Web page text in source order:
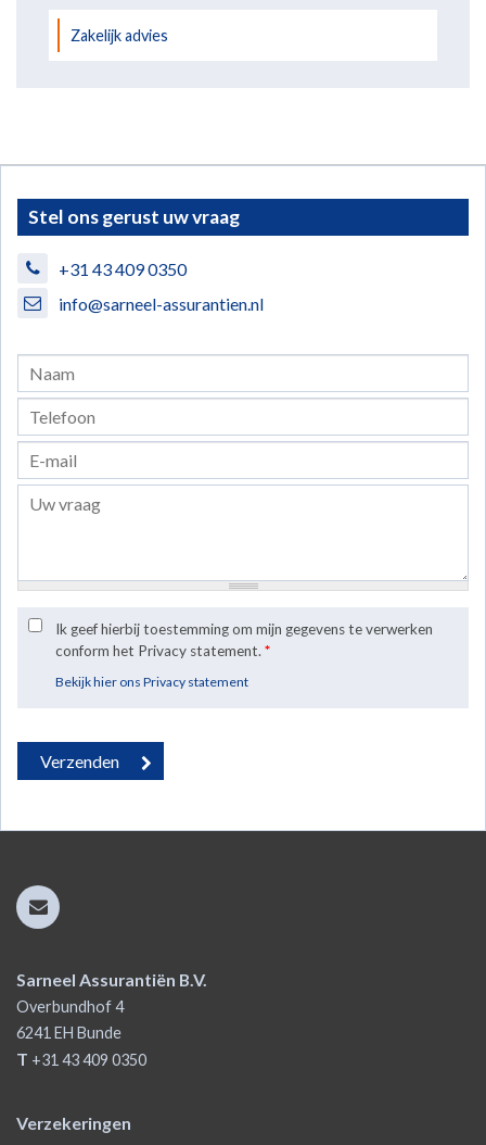
Zakelijk advies
Stel ons gerust uw vraag
+31 43 409 0350
info@sarneel-assurantien.nl
Ik geef hierbij toestemming om mijn gegevens te verwerken
conform het Privacy statement. *
Bekijk hier ons Privacy statement
Sarneel Assurantiën B.V.
Overbundhof 4
6241 EH Bunde
T +31 43 409 0350
Verzekeringen